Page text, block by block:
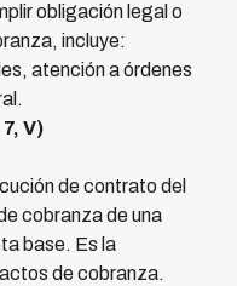
obligación legal o
incluye:
atención a órdenes
V)
de contrato del
cobranza de una
base. Es la
de cobranza.